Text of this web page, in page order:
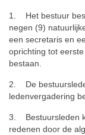
1. Het bestuur
negen (9)
een secretaris en
oprichting tot
bestaan.
2. De
ledenvergadering
3. Bestuursleden
redenen door de